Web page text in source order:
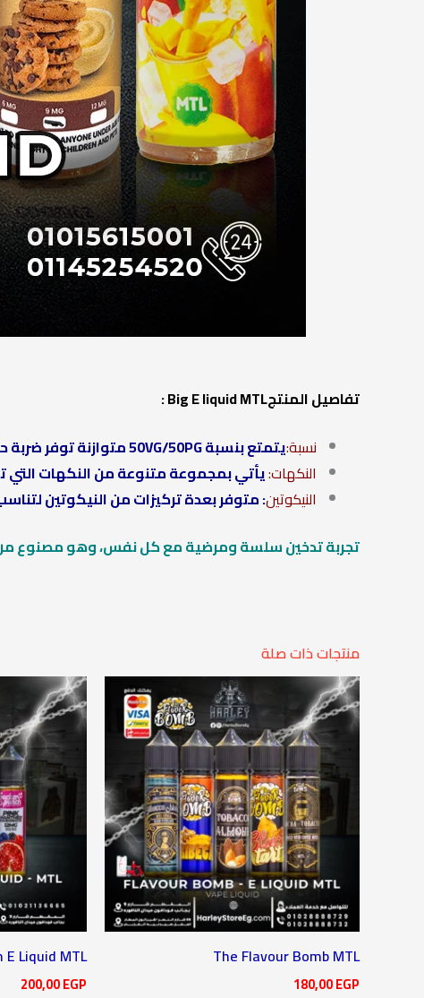
تفاصيل المنتجBig E liquid MTL :
نسبة:يتمتع بنسبة 50VG/50PG متوازنة توفر ضربة حلق قوية ونكهة غنية.
النكهات:يأتي بمجموعة متنوعة من النكهات التي
النيكوتين: متوفر بعدة تركيزات من النيكوتين
تجربة تدخين سلسة ومرضية مع كل نفس، وهو مصنوع
منتجات ذات صلة
The Flavour Bomb MTL
180,00EGP
E Liquid MTL
200,00EGP